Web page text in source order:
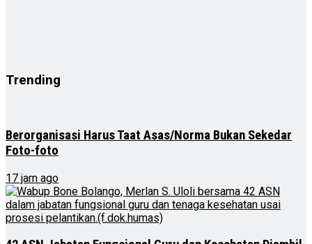
Trending
Berorganisasi Harus Taat Asas/Norma Bukan Sekedar
Foto-foto
17 jam ago